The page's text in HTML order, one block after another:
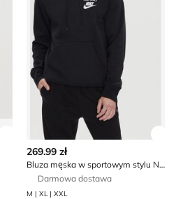
Zobacz szczegóły produktu
269.99 zł
Bluza męska w sportowym stylu Nike
Darmowa dostawa
M | XL | XXL